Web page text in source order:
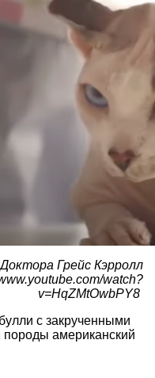
Грейс Кэрролл
watch?
v=HqZMtOwbPY8
с закрученными
американский